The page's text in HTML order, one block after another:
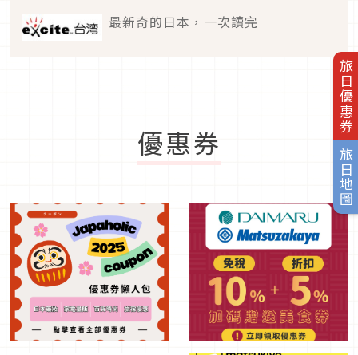
旅日優惠券
旅日地圖
最新奇的日本，一次讀完
優惠券